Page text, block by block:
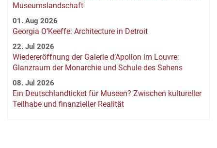
Museumslandschaft
01. Aug 2026
Georgia O’Keeffe: Architecture in Detroit
22. Jul 2026
Wiedereröffnung der Galerie d’Apollon im Louvre:
Glanzraum der Monarchie und Schule des Sehens
08. Jul 2026
Ein Deutschlandticket für Museen? Zwischen kultureller
Teilhabe und finanzieller Realität